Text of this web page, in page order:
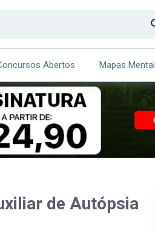
Abertos Mapas
de Autópsia